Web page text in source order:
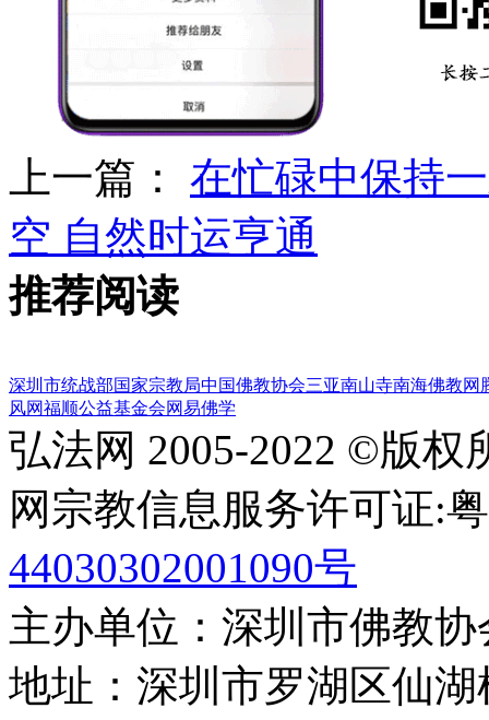
上一篇： 在忙碌中保持
空 自然时运亨通
推荐阅读
深圳市统战部国家宗教局中国佛教协会三亚南山寺南海佛教网
风网福顺公益基金会网易佛学
弘法网 2005-2022 ©版权
网宗教信息服务许可证:
44030302001090号
主办单位：深圳市佛教
地址：深圳市罗湖区仙